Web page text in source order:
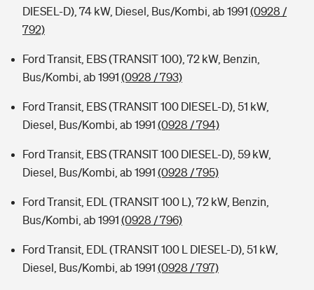
DIESEL-D), 74 kW, Diesel, Bus/Kombi, ab 1991 (0928 /
792)
Ford Transit, EBS (TRANSIT 100), 72 kW, Benzin,
Bus/Kombi, ab 1991 (0928 / 793)
Ford Transit, EBS (TRANSIT 100 DIESEL-D), 51 kW,
Diesel, Bus/Kombi, ab 1991 (0928 / 794)
Ford Transit, EBS (TRANSIT 100 DIESEL-D), 59 kW,
Diesel, Bus/Kombi, ab 1991 (0928 / 795)
Ford Transit, EDL (TRANSIT 100 L), 72 kW, Benzin,
Bus/Kombi, ab 1991 (0928 / 796)
Ford Transit, EDL (TRANSIT 100 L DIESEL-D), 51 kW,
Diesel, Bus/Kombi, ab 1991 (0928 / 797)